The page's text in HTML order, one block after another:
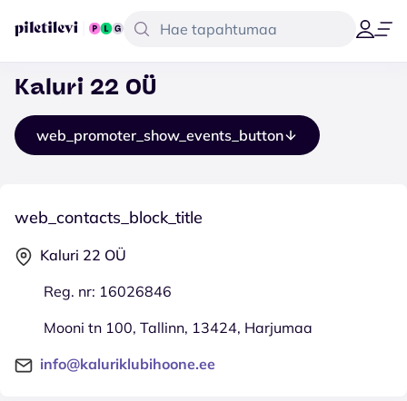
Kaluri 22 OÜ
web_promoter_show_events_button
web_contacts_block_title
Kaluri 22 OÜ
Reg. nr: 16026846
Mooni tn 100, Tallinn, 13424, Harjumaa
info@kaluriklubihoone.ee